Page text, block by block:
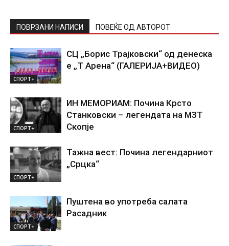
ПОВРЗАНИ НАПИСИ ПОВЕЌЕ ОД АВТОРОТ
СПОРТ+
СЦ „Борис Трајковски“ од денеска
е „Т Арена“ (ГАЛЕРИЈА+ВИДЕО)
СПОРТ+
ИН МЕМОРИАМ: Почина Крсто
Станковски – легендата на МЗТ
Скопје
СПОРТ+
Тажна вест: Почина легендарниот
„Срцка“
СПОРТ+
Пуштена во употреба салата
Расадник